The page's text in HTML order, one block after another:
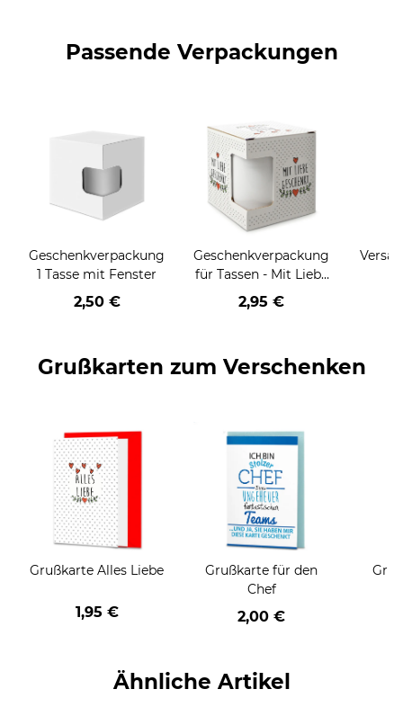
Passende Verpackungen
Geschenkverpackung
1 Tasse mit Fenster
2,50 €
Geschenkverpackung
für Tassen - Mit Liebe
geschenkt
2,95 €
Grußkarten zum Verschenken
Grußkarte Alles Liebe
1,95 €
Grußkarte für den
Chef
2,00 €
Ähnliche Artikel